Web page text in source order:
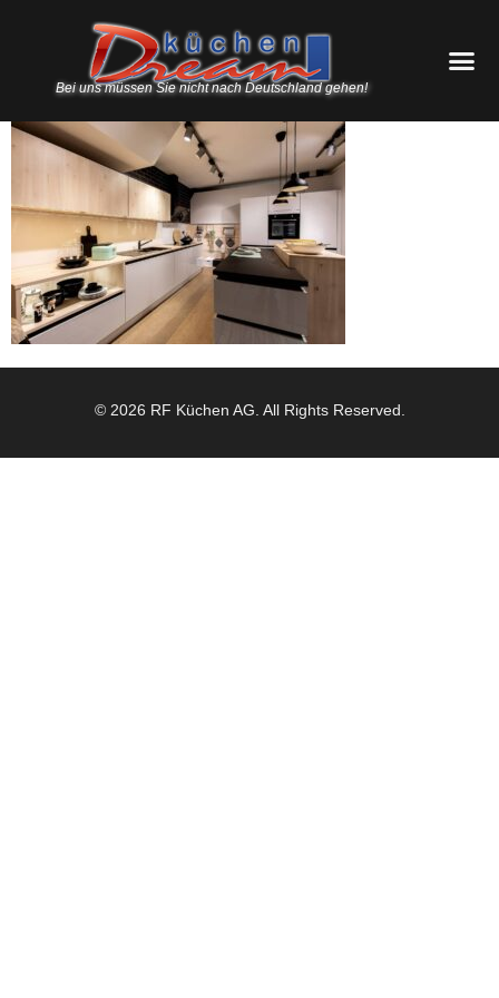
Bei uns müssen Sie nicht nach Deutschland gehen!
© 2026 RF Küchen AG. All Rights Reserved.